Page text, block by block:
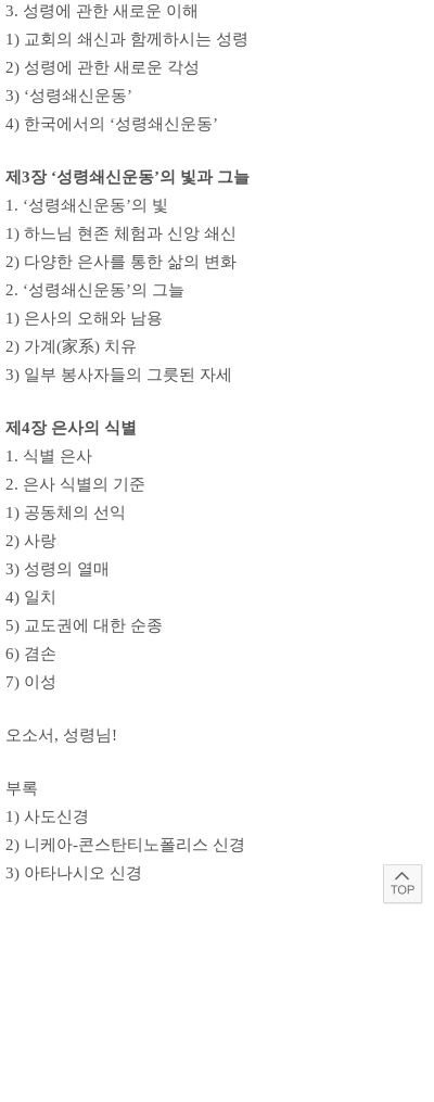
3. 성령에 관한 새로운 이해
1) 교회의 쇄신과 함께하시는 성령
2) 성령에 관한 새로운 각성
3) ‘성령쇄신운동’
4) 한국에서의 ‘성령쇄신운동’
제3장 ‘성령쇄신운동’의 빛과 그늘
1. ‘성령쇄신운동’의 빛
1) 하느님 현존 체험과 신앙 쇄신
2) 다양한 은사를 통한 삶의 변화
2. ‘성령쇄신운동’의 그늘
1) 은사의 오해와 남용
2) 가계(家系) 치유
3) 일부 봉사자들의 그릇된 자세
제4장 은사의 식별
1. 식별 은사
2. 은사 식별의 기준
1) 공동체의 선익
2) 사랑
3) 성령의 열매
4) 일치
5) 교도권에 대한 순종
6) 겸손
7) 이성
오소서, 성령님!
부록
1) 사도신경
2) 니케아-콘스탄티노폴리스 신경
3) 아타나시오 신경